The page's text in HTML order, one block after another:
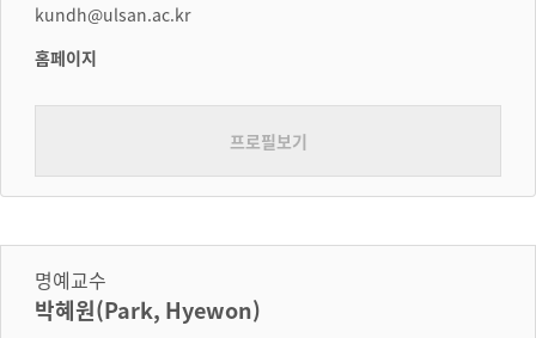
kundh@ulsan.ac.kr
홈페이지
프로필보기
명예교수
박혜원(Park, Hyewon)